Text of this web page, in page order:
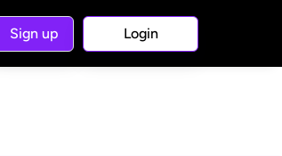
Sign up Login